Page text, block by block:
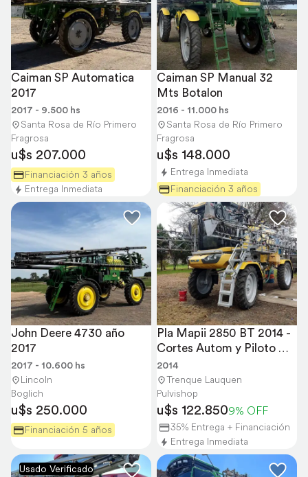
Caiman SP Automatica
2017
2017 - 9.500 hs
Santa Rosa de Río Primero
Fragrosa
u$s 207.000
Financiación 3 años
Entrega Inmediata
Caiman SP Manual 32
Mts Botalon
2016 - 11.000 hs
Santa Rosa de Río Primero
Fragrosa
u$s 148.000
Entrega Inmediata
Financiación 3 años
John Deere 4730 año
2017
2017 - 10.600 hs
Lincoln
Boglich
u$s 250.000
Financiación 5 años
Pla Mapii 2850 BT 2014 -
Cortes Autom y Piloto
Autom Trimble
2014
Trenque Lauquen
Pulvishop
u$s 122.8509% OFF
35% Entrega + Financiación
Entrega Inmediata
Usado Verificado